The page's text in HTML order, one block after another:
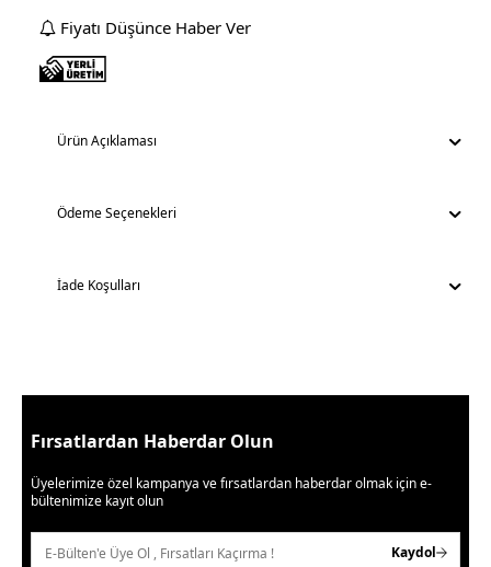
Fiyatı Düşünce Haber Ver
Ürün Açıklaması
Ödeme Seçenekleri
İade Koşulları
Fırsatlardan Haberdar Olun
Üyelerimize özel kampanya ve fırsatlardan haberdar olmak için e-
bültenimize kayıt olun
Kaydol